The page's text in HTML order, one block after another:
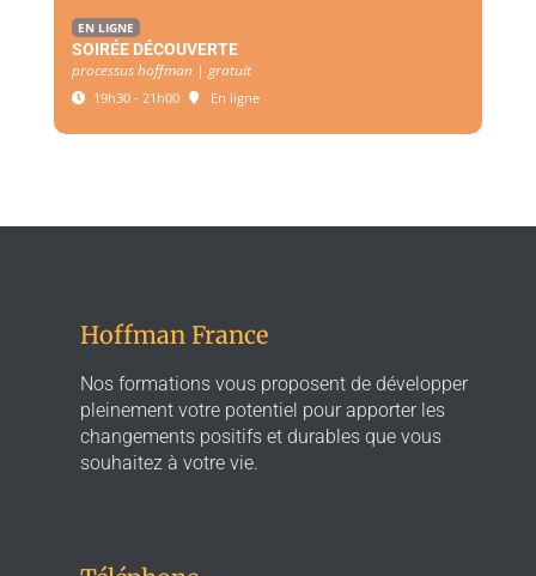
EN LIGNE
SOIRÉE DÉCOUVERTE
processus hoffman | gratuit
19h30 - 21h00 En ligne
Hoffman France
Nos formations vous proposent de développer
pleinement votre potentiel pour apporter les
changements positifs et durables que vous
souhaitez à votre vie.